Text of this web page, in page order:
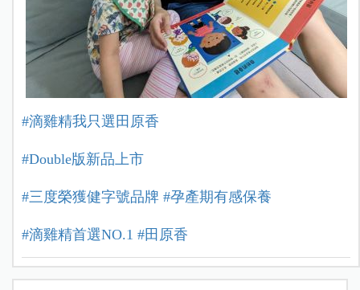
#滴雞精我只選田原香
#Double版新品上市
#三度榮獲健字號品牌 #孕產期有感保養
#滴雞精首選NO.1 #田原香